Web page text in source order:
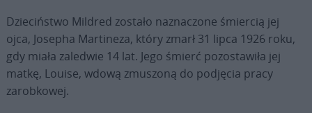
Dzieciństwo Mildred zostało naznaczone śmiercią jej
ojca, Josepha Martineza, który zmarł 31 lipca 1926 roku,
gdy miała zaledwie 14 lat. Jego śmierć pozostawiła jej
matkę, Louise, wdową zmuszoną do podjęcia pracy
zarobkowej.